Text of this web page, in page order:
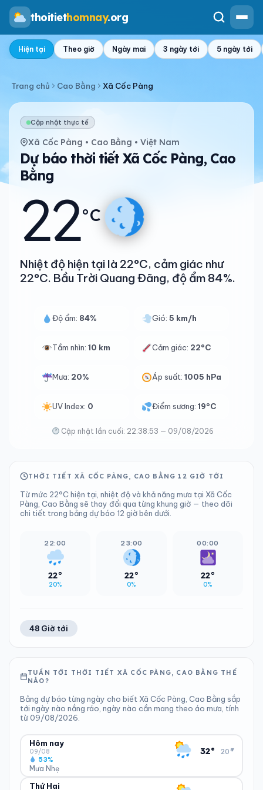
thoitiethomnay.org
Hiện tại Theo giờ Ngày mai 3 ngày tới 5 ngày tới
Trang chủ Cao Bằng Xã Cốc Pàng
Cập nhật thực tế
Xã Cốc Pàng • Cao Bằng • Việt Nam
Dự báo thời tiết Xã Cốc Pàng, Cao
Bằng
22°C
Nhiệt độ hiện tại là 22°C, cảm giác như
22°C. Bầu Trời Quang Đãng, độ ẩm 84%.
Độ ẩm: 84% Gió:5 km/h
Tầm nhìn: 10 km Cảm giác: 22°C
Mưa: 20% Áp suất:1005 hPa
UV Index: 0 Điểm sương:19°C
Cập nhật lần cuối: 22:38:53 — 09/08/2026
THỜI TIẾT XÃ CỐC PÀNG, CAO BẰNG 12 GIỜ TỚI
Từ mức 22°C hiện tại, nhiệt độ và khả năng mưa tại Xã Cốc
Pàng, Cao Bằng sẽ thay đổi qua từng khung giờ — theo dõi
chi tiết trong bảng dự báo 12 giờ bên dưới.
22:00
22°
20%
23:00
22°
0%
00:00
22°
0%
48 Giờ tới
TUẦN TỚI THỜI TIẾT XÃ CỐC PÀNG, CAO BẰNG THẾ
NÀO?
Bảng dự báo từng ngày cho biết Xã Cốc Pàng, Cao Bằng sắp
tới ngày nào nắng ráo, ngày nào cần mang theo áo mưa, tính
từ 09/08/2026.
Hôm nay
09/08
Mưa Nhẹ
53%
32° 20°
▾
ĐỘ ẨM
Thứ Hai